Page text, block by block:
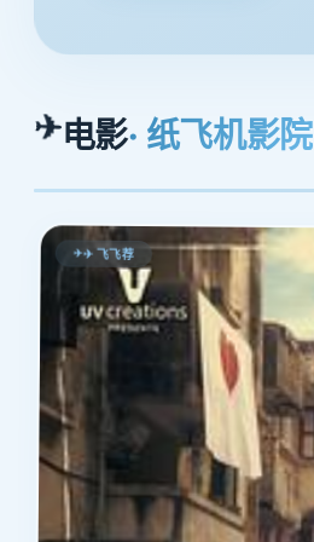
✈电影· 纸飞机影院
✈ 飞飞荐